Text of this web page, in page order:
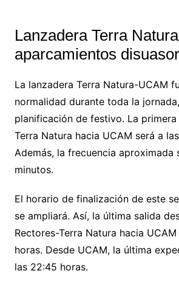
Lanzadera Terra
aparcamientos
La lanzadera Terra Natura-UCAM
normalidad durante toda la
planificación de festivo. La
Terra Natura hacia UCAM será a
Además, la frecuencia aproximada
minutos.
El horario de finalización de este
se ampliará. Así, la última salida
Rectores-Terra Natura hacia
horas. Desde UCAM, la última
las 22:45 horas.